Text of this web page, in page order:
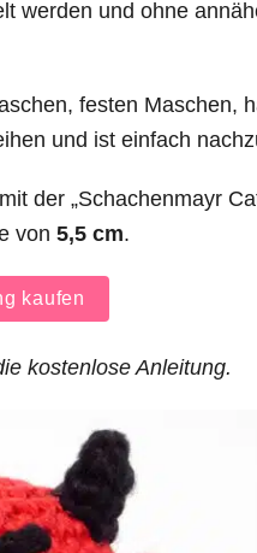
werden und ohne
festen Maschen,
und ist einfach
der „Schachenmayr
von 5,5 cm.
kaufen
kostenlose Anleitung.